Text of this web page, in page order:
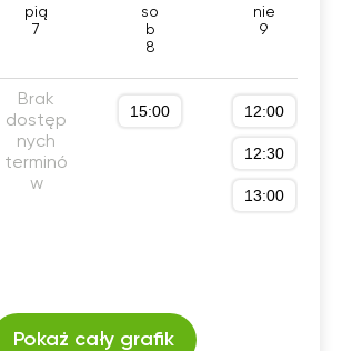
pią
7
so
b
8
nie
9
Brak
dostęp
nych
terminó
w
15:00 12:00
12:30
13:00
Pokaż cały grafik